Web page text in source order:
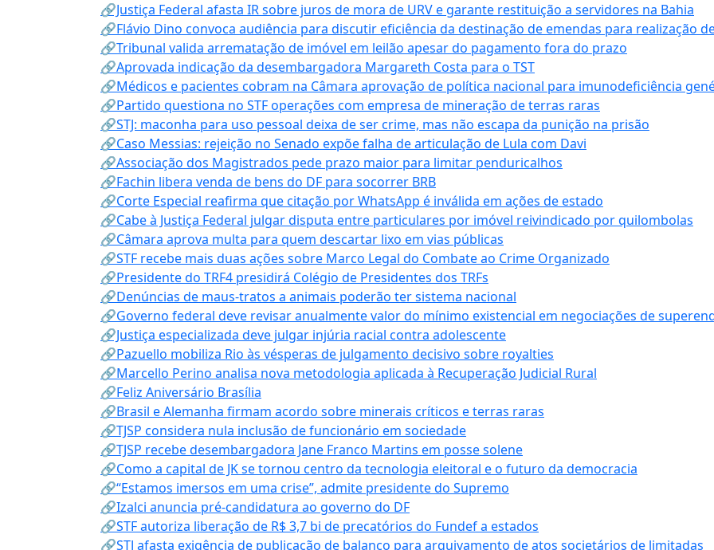
🔗Justiça Federal afasta IR sobre juros de mora de URV e garante restituição a servidores na Bahia
🔗Flávio Dino convoca audiência para discutir eficiência da destinação de emendas para realização
🔗Tribunal valida arrematação de imóvel em leilão apesar do pagamento fora do prazo
🔗Aprovada indicação da desembargadora Margareth Costa para o TST
🔗Médicos e pacientes cobram na Câmara aprovação de política nacional para imunodeficiência
🔗Partido questiona no STF operações com empresa de mineração de terras raras
🔗STJ: maconha para uso pessoal deixa de ser crime, mas não escapa da punição na prisão
🔗Caso Messias: rejeição no Senado expõe falha de articulação de Lula com Davi
🔗Associação dos Magistrados pede prazo maior para limitar penduricalhos
🔗Fachin libera venda de bens do DF para socorrer BRB
🔗Corte Especial reafirma que citação por WhatsApp é inválida em ações de estado
🔗Cabe à Justiça Federal julgar disputa entre particulares por imóvel reivindicado por quilombolas
🔗Câmara aprova multa para quem descartar lixo em vias públicas
🔗STF recebe mais duas ações sobre Marco Legal do Combate ao Crime Organizado
🔗Presidente do TRF4 presidirá Colégio de Presidentes dos TRFs
🔗Denúncias de maus-tratos a animais poderão ter sistema nacional
🔗Governo federal deve revisar anualmente valor do mínimo existencial em negociações de
🔗Justiça especializada deve julgar injúria racial contra adolescente
🔗Pazuello mobiliza Rio às vésperas de julgamento decisivo sobre royalties
🔗Marcello Perino analisa nova metodologia aplicada à Recuperação Judicial Rural
🔗Feliz Aniversário Brasília
🔗Brasil e Alemanha firmam acordo sobre minerais críticos e terras raras
🔗TJSP considera nula inclusão de funcionário em sociedade
🔗TJSP recebe desembargadora Jane Franco Martins em posse solene
🔗Como a capital de JK se tornou centro da tecnologia eleitoral e o futuro da democracia
🔗“Estamos imersos em uma crise”, admite presidente do Supremo
🔗Izalci anuncia pré-candidatura ao governo do DF
🔗STF autoriza liberação de R$ 3,7 bi de precatórios do Fundef a estados
🔗STJ afasta exigência de publicação de balanço para arquivamento de atos societários de limitadas